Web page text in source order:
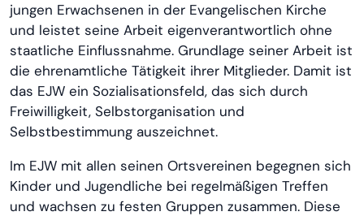
jungen Erwachsenen in der Evangelischen Kirche
und leistet seine Arbeit eigenverantwortlich ohne
staatliche Einflussnahme. Grundlage seiner Arbeit ist
die ehrenamtliche Tätigkeit ihrer Mitglieder. Damit ist
das EJW ein Sozialisationsfeld, das sich durch
Freiwilligkeit, Selbstorganisation und
Selbstbestimmung auszeichnet.
Im EJW mit allen seinen Ortsvereinen begegnen sich
Kinder und Jugendliche bei regelmäßigen Treffen
und wachsen zu festen Gruppen zusammen. Diese